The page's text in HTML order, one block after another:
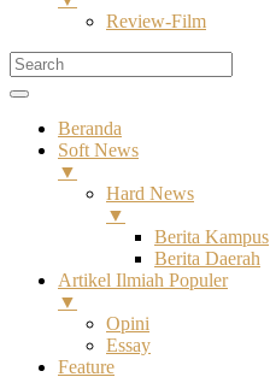
Review-Film
Beranda
Soft News
▼
Hard News
▼
Berita Kampus
Berita Daerah
Artikel Ilmiah Populer
▼
Opini
Essay
Feature